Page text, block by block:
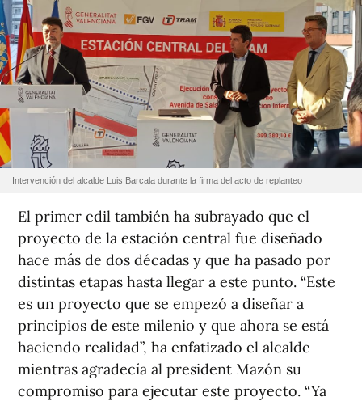
Intervención del alcalde Luis Barcala durante la firma del acto de replanteo
El primer edil también ha subrayado que el
proyecto de la estación central fue diseñado
hace más de dos décadas y que ha pasado por
distintas etapas hasta llegar a este punto. “Este
es un proyecto que se empezó a diseñar a
principios de este milenio y que ahora se está
haciendo realidad”, ha enfatizado el alcalde
mientras agradecía al president Mazón su
compromiso para ejecutar este proyecto. “Ya